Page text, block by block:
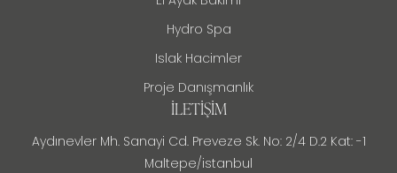
Hydro Spa
Islak Hacimler
Proje Danışmanlık
İLETIŞIM
Aydınevler Mh. Sanayi Cd. Preveze Sk. No: 2/4 D.2 Kat: -1
Maltepe/istanbul